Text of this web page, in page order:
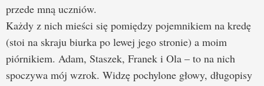
TEKSTY Z MIESIĘCZNIKA
PODCAST
przede mną uczniów.
Każdy z nich mieści się pomiędzy pojemnikiem na kredę
(stoi na skraju biurka po lewej jego stronie) a moim
piórnikiem. Adam, Staszek, Franek i Ola – to na nich
spoczywa mój wzrok. Widzę pochylone głowy, długopisy